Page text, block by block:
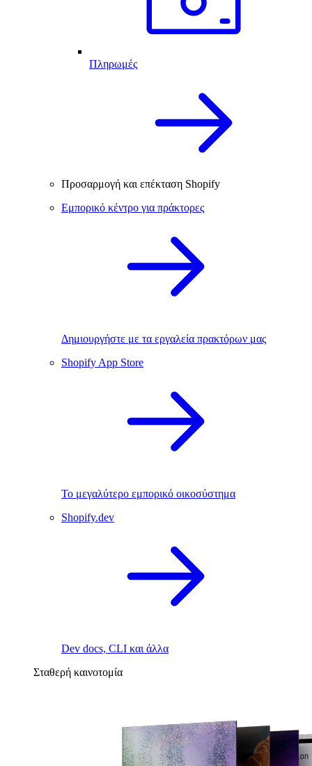
Πληρωμές
Προσαρμογή και επέκταση Shopify
Εμπορικό κέντρο για πράκτορες
Δημιουργήστε με τα εργαλεία πρακτόρων μας
Shopify App Store
Το μεγαλύτερο εμπορικό οικοσύστημα
Shopify.dev
Dev docs, CLI και άλλα
Σταθερή καινοτομία